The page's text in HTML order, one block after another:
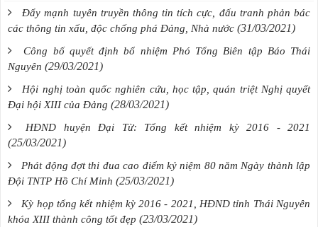
Đẩy mạnh tuyên truyền thông tin tích cực, đấu tranh phản bác
các thông tin xấu, độc chống phá Đảng, Nhà nước (31/03/2021)
Công bố quyết định bổ nhiệm Phó Tổng Biên tập Báo Thái
Nguyên (29/03/2021)
Hội nghị toàn quốc nghiên cứu, học tập, quán triệt Nghị quyết
Đại hội XIII của Đảng (28/03/2021)
HĐND huyện Đại Từ: Tổng kết nhiệm kỳ 2016 - 2021
(25/03/2021)
Phát động đợt thi đua cao điểm kỷ niệm 80 năm Ngày thành lập
Đội TNTP Hồ Chí Minh (25/03/2021)
Kỳ họp tổng kết nhiệm kỳ 2016 - 2021, HĐND tỉnh Thái Nguyên
khóa XIII thành công tốt đẹp (23/03/2021)